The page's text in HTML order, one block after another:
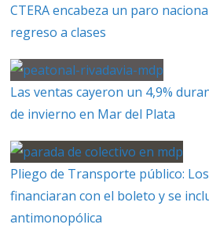
CTERA encabeza un paro
regreso a clases
Las ventas cayeron un 4,9%
de invierno en Mar del Plata
Pliego de Transporte público:
financiaran con el boleto y se
antimonopólica